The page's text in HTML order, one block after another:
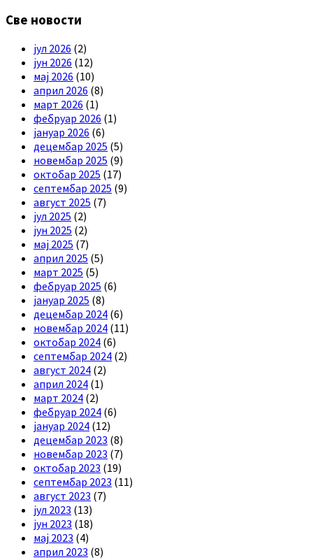
Све новости
јул 2026 (2)
јун 2026 (12)
мај 2026 (10)
април 2026 (8)
март 2026 (1)
фебруар 2026 (1)
јануар 2026 (6)
децембар 2025 (5)
новембар 2025 (9)
октобар 2025 (17)
септембар 2025 (9)
август 2025 (7)
јул 2025 (2)
јун 2025 (2)
мај 2025 (7)
април 2025 (5)
март 2025 (5)
фебруар 2025 (6)
јануар 2025 (8)
децембар 2024 (6)
новембар 2024 (11)
октобар 2024 (6)
септембар 2024 (2)
август 2024 (2)
април 2024 (1)
март 2024 (2)
фебруар 2024 (6)
јануар 2024 (12)
децембар 2023 (8)
новембар 2023 (7)
октобар 2023 (19)
септембар 2023 (11)
август 2023 (7)
јул 2023 (13)
јун 2023 (18)
мај 2023 (4)
април 2023 (8)